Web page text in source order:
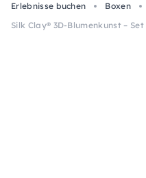
Erlebnisse buchen
Boxen
Silk Clay® 3D-Blumenkunst –